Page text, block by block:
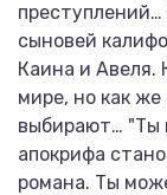
сыновей
Каина и Авеля.
мире, но как же
выбирают… "Ты
апокрифа
романа. Ты